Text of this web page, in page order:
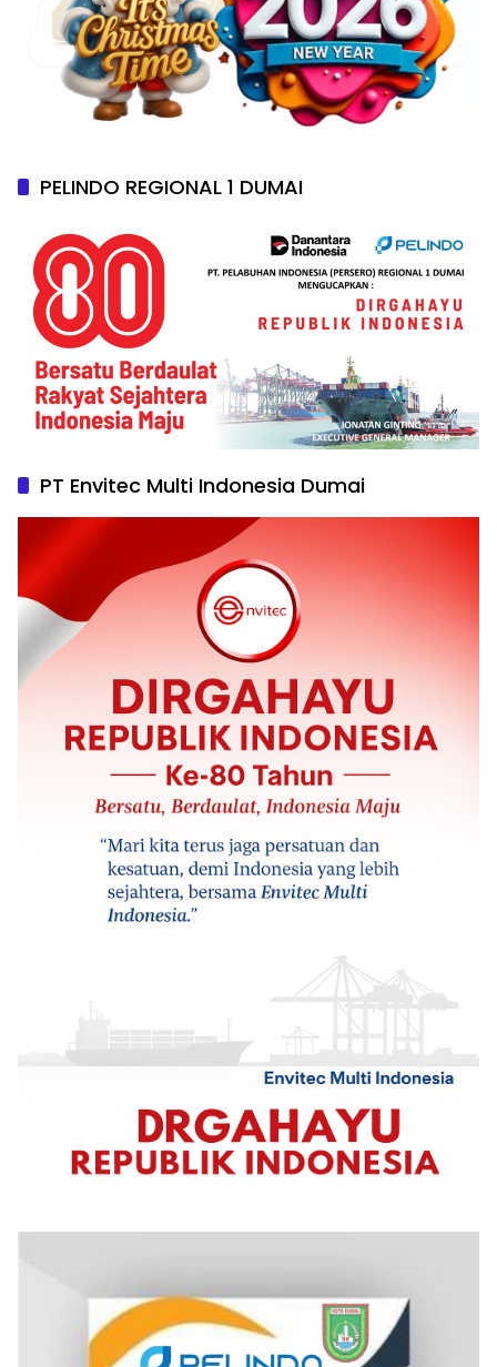
PELINDO REGIONAL 1 DUMAI
PT Envitec Multi Indonesia Dumai